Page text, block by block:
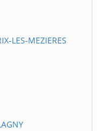
LES-MEZIERES